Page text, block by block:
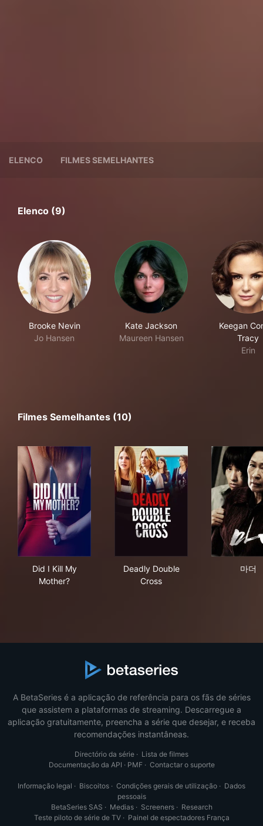
ELENCO FILMES SEMELHANTES
Elenco (9)
Brooke Nevin
Jo Hansen
Kate Jackson
Maureen Hansen
Keegan
Tracy
Erin
Filmes Semelhantes (10)
Did I Kill My
Mother?
Deadly Double
Cross
마더
A BetaSeries é a aplicação de referência para os fãs de séries
que assistem a plataformas de streaming. Descarregue a
aplicação gratuitamente, preencha a série que desejar, e receba
recomendações instantâneas.
Directório da série · Lista de filmes
Documentação da API · PMF· Contactar o suporte
Informação legal · Biscoitos · Condições gerais de utilização · Dados
pessoais
BetaSeries SAS · Medias· Screeners· Research
Teste piloto de série de TV· Painel de espectadores França